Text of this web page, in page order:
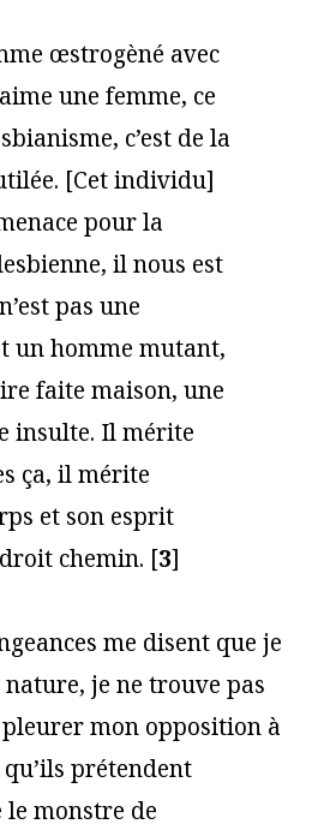
œstrogèné avec
une femme, ce
c’est de la
[Cet individu]
pour la
il nous est
pas une
un homme mutant,
faite maison, une
insulte. Il mérite
ça, il mérite
et son esprit
chemin. [3]
me disent que je
je ne trouve pas
mon opposition à
prétendent
monstre de